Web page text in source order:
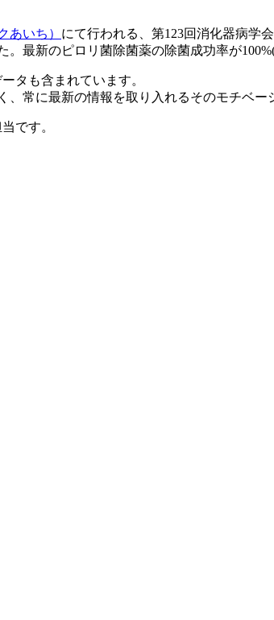
あいち） にて行われる、第123回消化器病学
最新のピロリ菌除菌薬の除菌成功率が
タも含まれています。
常に最新の情報を取り入れるそのモチベー
です。